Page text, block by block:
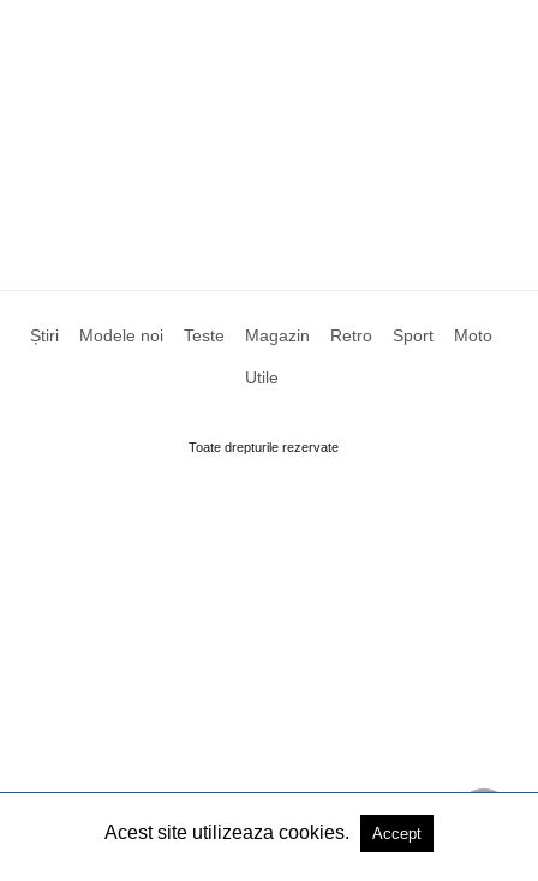
Știri Modele noi Teste Magazin Retro Sport Moto
Utile
Toate drepturile rezervate
Acest site utilizeaza cookies. Accept